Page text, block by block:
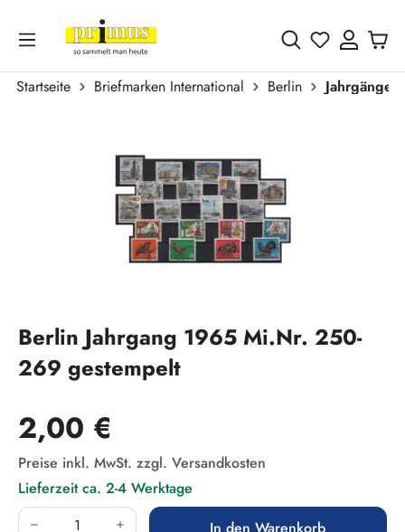
Zum Hauptinhalt springen
Du hast 0
Startseite Briefmarken International Berlin
Jahrgänge
Berlin Jahrgang 1965 Mi.Nr. 250-
269 gestempelt
Regulärer Preis:
2,00 €
Preise inkl. MwSt. zzgl. Versandkosten
Lieferzeit ca. 2-4 Werktage
Produkt Anzahl: Gib den gewünschten Wert